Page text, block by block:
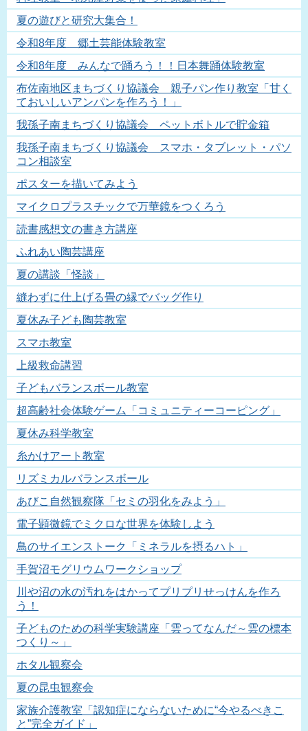
夏の遊びと研究大集合！
令和8年度 郷土芸能体験教室
令和8年度 みんなで踊ろう！！日本舞踊体験教室
布佐南地区まちづくり協議会 親子パン作り教室「甘く
ておいしいアンパンを作ろう！」
我孫子南まちづくり協議会 ペットボトルで貯金箱
我孫子南まちづくり協議会 スマホ・タブレット・パソ
コン相談室
ポスターを描いてみよう
マイクロプラスチックで万華鏡をつくろう
読書感想文の書き方講座
ふれあい陶芸講座
夏の講談「怪談」
縫わずに仕上げる畳の縁でバッグ作り
夏休み子ども陶芸教室
スマホ教室
上級救命講習
子どもバランスボール教室
超高齢社会体験ゲーム「コミュニティーコーピング」
夏休み科学教室
糸かけアート教室
リズミカルバランスボール
あびこ自然観察隊「セミの羽化をみよう」
電子顕微鏡でミクロな世界を体験しよう
鳥のサイエンストーク「ミネラルを摂るハト」
手賀沼モグリウムワークショップ
川や沼の水の汚れをはかってプリプリせっけんを作ろ
う！
子どものための科学実験講座「雲ってなんだ～雲の標本
つくり～」
ホタル観察会
夏の昆虫観察会
家族介護教室「認知症にならないために“今やるべきこ
と”完全ガイド」